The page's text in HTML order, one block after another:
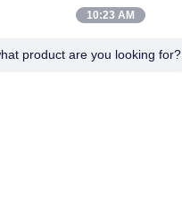
10:23 AM
product are you looking for?